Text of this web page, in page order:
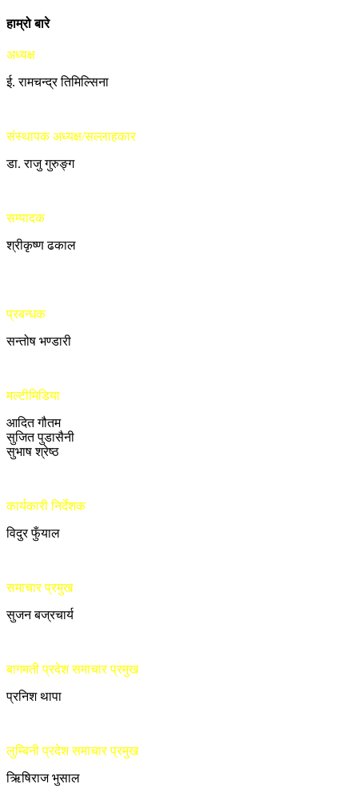
हाम्रो बारे
अध्यक्ष
ई. रामचन्द्र तिमिल्सिना
संस्थापक अध्यक्ष/सल्लाहकार
डा. राजु गुरुङ्ग
सम्पादक
श्रीकृष्ण ढकाल
प्रबन्धक
सन्तोष भण्डारी
मल्टीमिडिया
आदित गौतम
सुजित पुडासैनी
सुभाष श्रेष्ठ
कार्यकारी निर्देशक
विदुर फुँयाल
समाचार प्रमुख
सुजन बज्रचार्य
बागमती प्रदेश समाचार प्रमुख
प्रनिश थापा
लुम्बिनी प्रदेश समाचार प्रमुख
ऋिषिराज भुसाल